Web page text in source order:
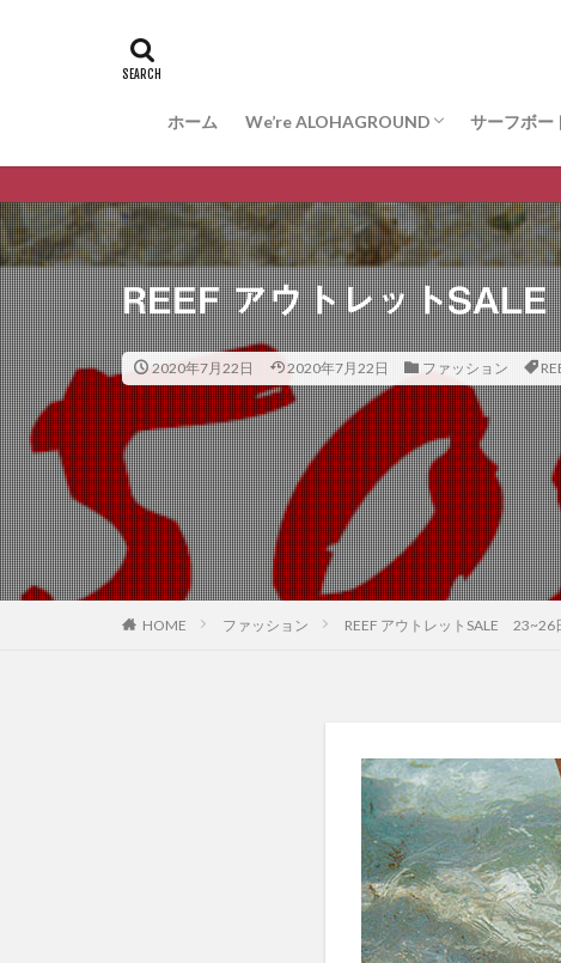
ホーム We’re ALOHAGROUND
お問合せ
サーフボー
サーフボ
VESSO
WISDOM
REEF アウトレット
2020年7月22日 2020年7月22日 ファッション
HOME ファッション REEF アウトレットSALE 23~26